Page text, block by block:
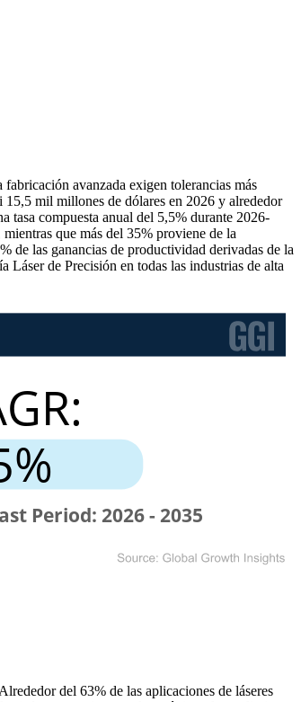
avanzada exigen tolerancias más
mil millones de dólares en 2026 y alrededor
tasa compuesta anual del 5,5% durante 2026-
que más del 35% proviene de la
de las ganancias de productividad derivadas de la
de Precisión en todas las industrias de alta
del 63% de las aplicaciones de láseres